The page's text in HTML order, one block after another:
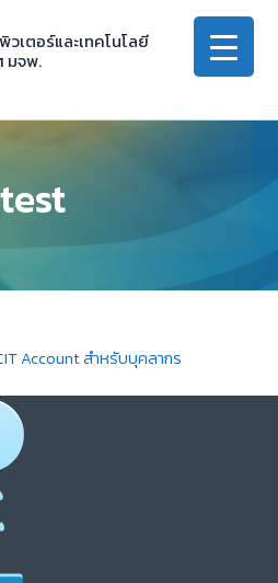
เตอร์และเทคโนโลยี
มจพ.
test
Account สำหรับบุคลากร